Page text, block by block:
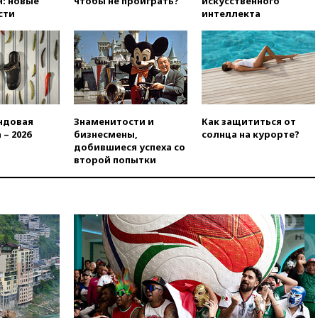
сокращении товарооборота
трети
10:54
Президент ФИФА
Джанни Инфантино сумел
сохранить пост
10:38
Роскачество нашло
кишечную палочку в бургерах
пяти популярных сетей
фастфуда
основные версии
10:18В Приморье задержаны
подростки, планировавшие
теракт на объекте Росгвардии
09:59 The Spectator:
отсутствие ракет для Patriot у
Украины приведет к
поражению Киева
интеллекта
2026
Знаменитости и
бизнесмены,
добившиеся успеха со
второй попытки
Как защититься от
солнца на курорте?